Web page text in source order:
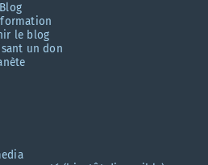
le blog
un don